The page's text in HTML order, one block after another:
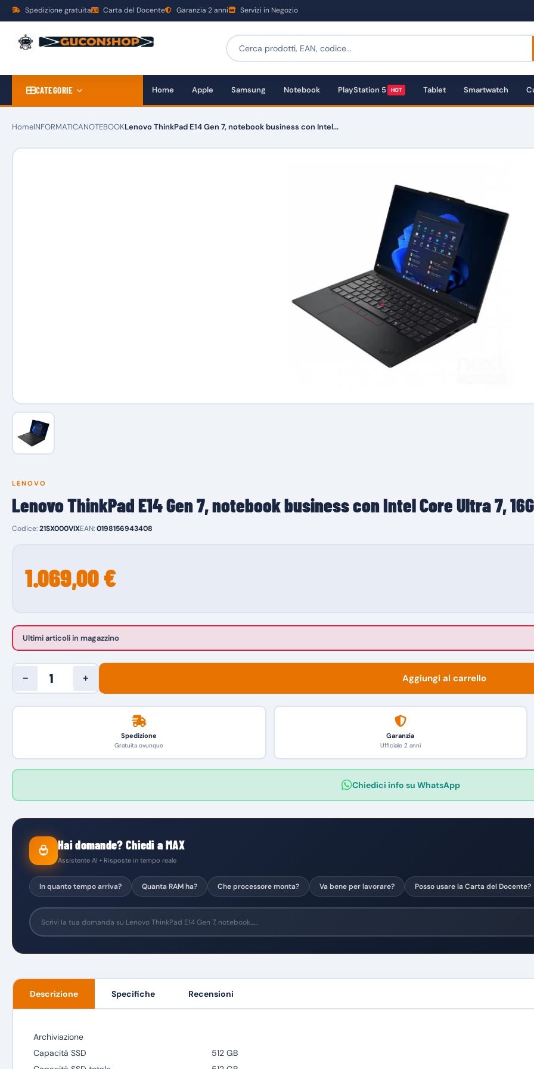
Spedizione gratuita Carta del Docente Garanzia 2 anni Servizi in Negozio
CATEGORIE Home Apple Samsung Notebook PlayStation 5 HOT Tablet Smartwatch
HomeINFORMATICANOTEBOOKLenovo ThinkPad E14 Gen 7, notebook business con Intel...
LENOVO
Lenovo ThinkPad E14 Gen 7, notebook business con Intel Core Ultra 7,
Codice:21SX000VIXEAN:0198156943408
1.069,00 €
Ultimi articoli in magazzino
− + Aggiungi al carrello
Spedizione
Gratuita ovunque
Garanzia
Ufficiale 2 anni
Chiedici info su WhatsApp
Hai domande? Chiedi a MAX
Assistente AI • Risposte in tempo reale
In quanto tempo arriva? Quanta RAM ha? Che processore monta? Va bene per lavorare? Posso usare la Carta del Docente?
Descrizione Specifiche Recensioni
Archiviazione
Capacità SSD
512 GB